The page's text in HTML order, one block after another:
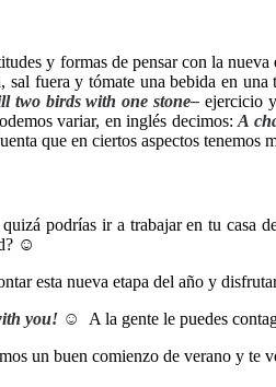
y formas de pensar con la
fuera y tómate una bebida en
two birds with one stone– ejercicio
variar, en inglés decimos:A
que en ciertos aspectos
podrías ir a trabajar en tu
☺
esta nueva etapa del año y
you! ☺
A la gente le puedes
un buen comienzo de verano y te